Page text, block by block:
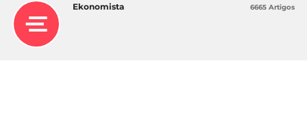
Ekonomista 6665 Artigos